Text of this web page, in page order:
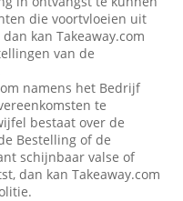
die voortvloeien uit
kan Takeaway.com
van de
namens het Bedrijf
te
bestaat over de
Bestelling of de
schijnbaar valse of
dan kan Takeaway.com